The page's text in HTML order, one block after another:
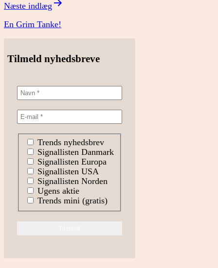
Næste indlæg
En Grim Tanke!
Tilmeld nyhedsbreve
Trends nyhedsbrev
Signallisten Danmark
Signallisten Europa
Signallisten USA
Signallisten Norden
Ugens aktie
Trends mini (gratis)